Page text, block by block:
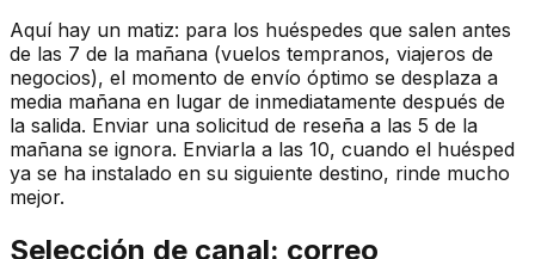
Aquí hay un matiz: para los huéspedes que salen antes
de las 7 de la mañana (vuelos tempranos, viajeros de
negocios), el momento de envío óptimo se desplaza a
media mañana en lugar de inmediatamente después de
la salida. Enviar una solicitud de reseña a las 5 de la
mañana se ignora. Enviarla a las 10, cuando el huésped
ya se ha instalado en su siguiente destino, rinde mucho
mejor.
Selección de canal: correo